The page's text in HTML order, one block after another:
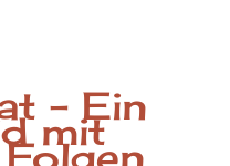
– Ein
mit